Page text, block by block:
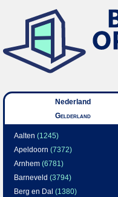
Nederland
Gelderland
Aalten (1245)
Apeldoorn (7372)
Arnhem (6781)
Barneveld (3794)
Berg en Dal (1380)